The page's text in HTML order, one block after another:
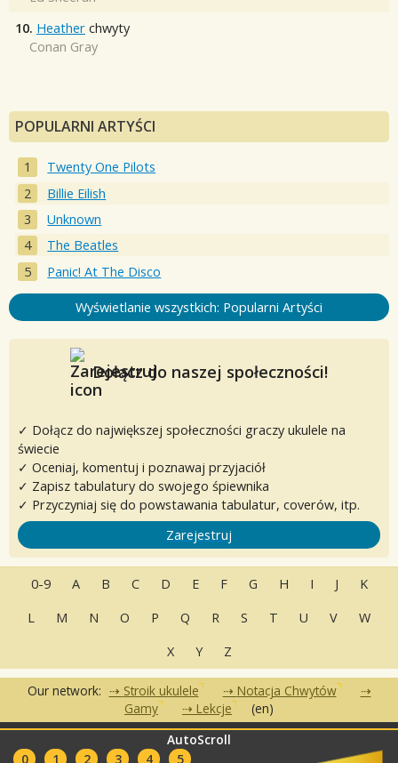
AutoScroll
0
1 2 3 4 5
10. Heather chwyty
Conan Gray
POPULARNI ARTYŚCI
Twenty One Pilots
Billie Eilish
Unknown
The Beatles
Panic! At The Disco
Wyświetlanie wszystkich: Popularni Artyści
Dołącz do naszej społeczności!
✓ Dołącz do największej społeczności graczy ukulele na
świecie
✓ Oceniaj, komentuj i poznawaj przyjaciół
✓ Zapisz tabulatury do swojego śpiewnika
✓ Przyczyniaj się do powstawania tabulatur, coverów, itp.
Zarejestruj
0-9 A B C D E F G H I J
K
L
M N O P Q R S T U V
W
X
Y Z
Our network: Stroik ukulele
Notacja Chwytów
Gamy
Lekcje (en)
Często zadawane pytania•Kontakt
Polityka Prywatności Partnerzy•Kluby